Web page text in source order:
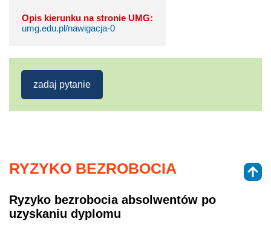
Opis kierunku na stronie UMG:
umg.edu.pl/nawigacja-0
zadaj pytanie
RYZYKO BEZROBOCIA
Ryzyko bezrobocia absolwentów po
uzyskaniu dyplomu